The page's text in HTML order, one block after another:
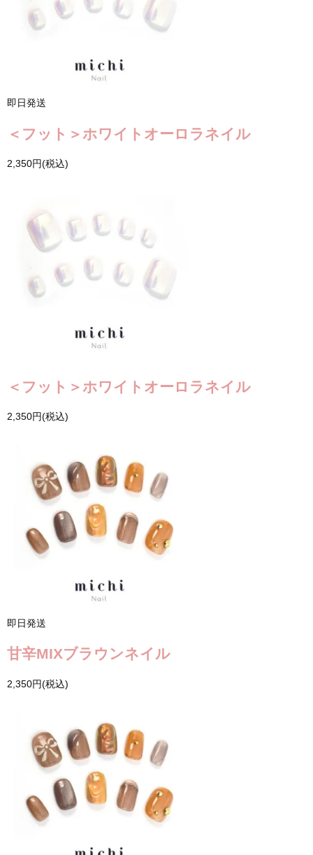
即日発送
＜フット＞ホワイトオーロラネイル
2,350円(税込)
＜フット＞ホワイトオーロラネイル
2,350円(税込)
即日発送
甘辛MIXブラウンネイル
2,350円(税込)